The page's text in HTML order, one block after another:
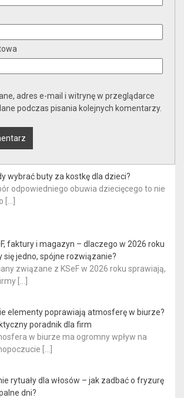
adres e-mail i witrynę w przeglądarce
podczas pisania kolejnych komentarzy.
wybrać buty za kostkę dla dzieci?
odpowiedniego obuwia dziecięcego to nie
faktury i magazyn – dlaczego w 2026 roku
się jedno, spójne rozwiązanie?
związane z KSeF w 2026 roku sprawiają,
[…]
elementy poprawiają atmosferę w biurze?
poradnik dla firm
w biurze ma ogromny wpływ na
rytuały dla włosów – jak zadbać o fryzurę
dni?